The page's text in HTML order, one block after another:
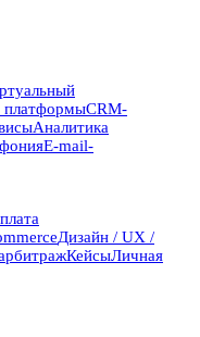
платформыCRM-
Аналитика
E-mail-
Дизайн / UX /
КейсыЛичная